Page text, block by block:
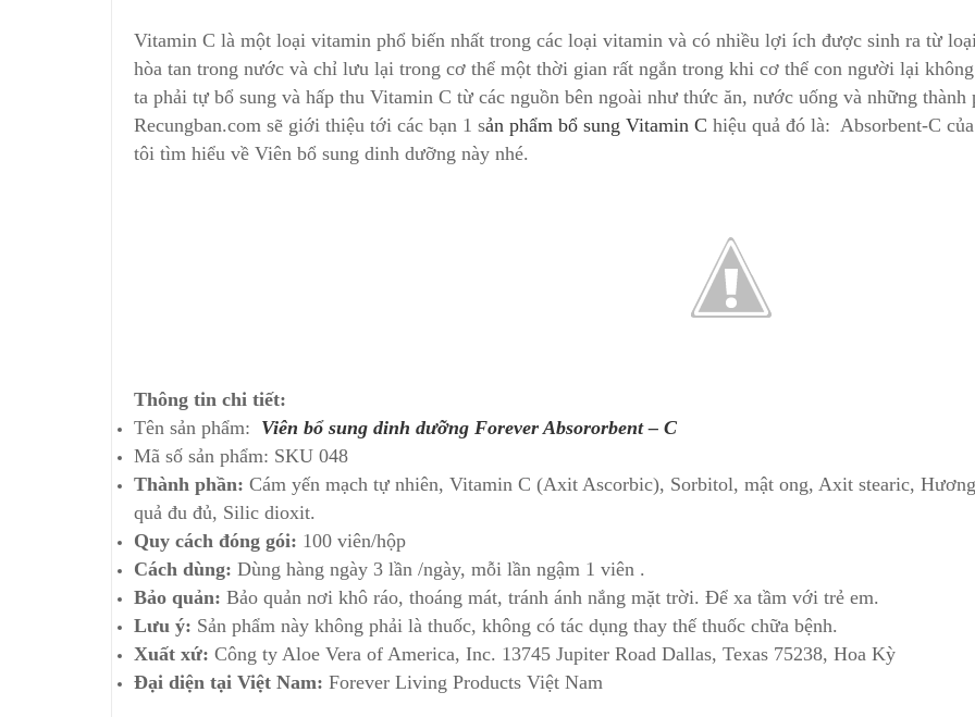
Vitamin C là một loại vitamin phổ biến nhất trong các loại vitamin và có nhiều lợi ích được sinh ra từ
hòa tan trong nước và chỉ lưu lại trong cơ thể một thời gian rất ngắn trong khi cơ thể con người lại
ta phải tự bổ sung và hấp thu Vitamin C từ các nguồn bên ngoài như thức ăn, nước uống và những
Recungban.com sẽ giới thiệu tới các bạn 1 sản phẩm bổ sung Vitamin C hiệu quả đó là: Absorbent-C
tôi tìm hiểu về Viên bổ sung dinh dưỡng này nhé.
Thông tin chi tiết:
Tên sản phẩm: Viên bổ sung dinh dưỡng Forever Absororbent – C
Mã số sản phẩm: SKU 048
Thành phần: Cám yến mạch tự nhiên, Vitamin C (Axit Ascorbic), Sorbitol, mật ong, Axit stearic,
quả đu đủ, Silic dioxit.
Quy cách đóng gói: 100 viên/hộp
Cách dùng: Dùng hàng ngày 3 lần /ngày, mỗi lần ngậm 1 viên .
Bảo quản: Bảo quản nơi khô ráo, thoáng mát, tránh ánh nắng mặt trời. Để xa tầm với trẻ em.
Lưu ý: Sản phẩm này không phải là thuốc, không có tác dụng thay thế thuốc chữa bệnh.
Xuất xứ: Công ty Aloe Vera of America, Inc. 13745 Jupiter Road Dallas, Texas 75238, Hoa Kỳ
Đại diện tại Việt Nam: Forever Living Products Việt Nam